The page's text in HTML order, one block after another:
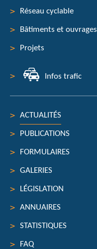
Menu
de
navigation
Réseau cyclable
Bâtiments et ouvrages
Projets
Infos trafic
ACTUALITÉS
PUBLICATIONS
FORMULAIRES
GALERIES
LÉGISLATION
ANNUAIRES
STATISTIQUES
FAQ